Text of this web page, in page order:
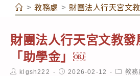
> 教務處 > 財團法人行天宮文
財團法人行天宮文教
「助學金」￼
Postklgsh222
Post2026-02-12
Post教務